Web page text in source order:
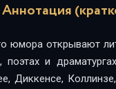
Аннотация
юмора открывают
поэтах и
Диккенсе,